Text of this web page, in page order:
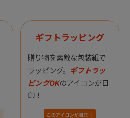
ギフトラッピング
贈り物を素敵な包装紙で
ラッピング。 ギフトラッ
ピングOKのアイコンが目
印！